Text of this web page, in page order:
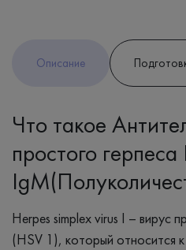
Описание
Что такое
простого герпеса
Herpes simplex virus I – вирус
(HSV 1), который относится